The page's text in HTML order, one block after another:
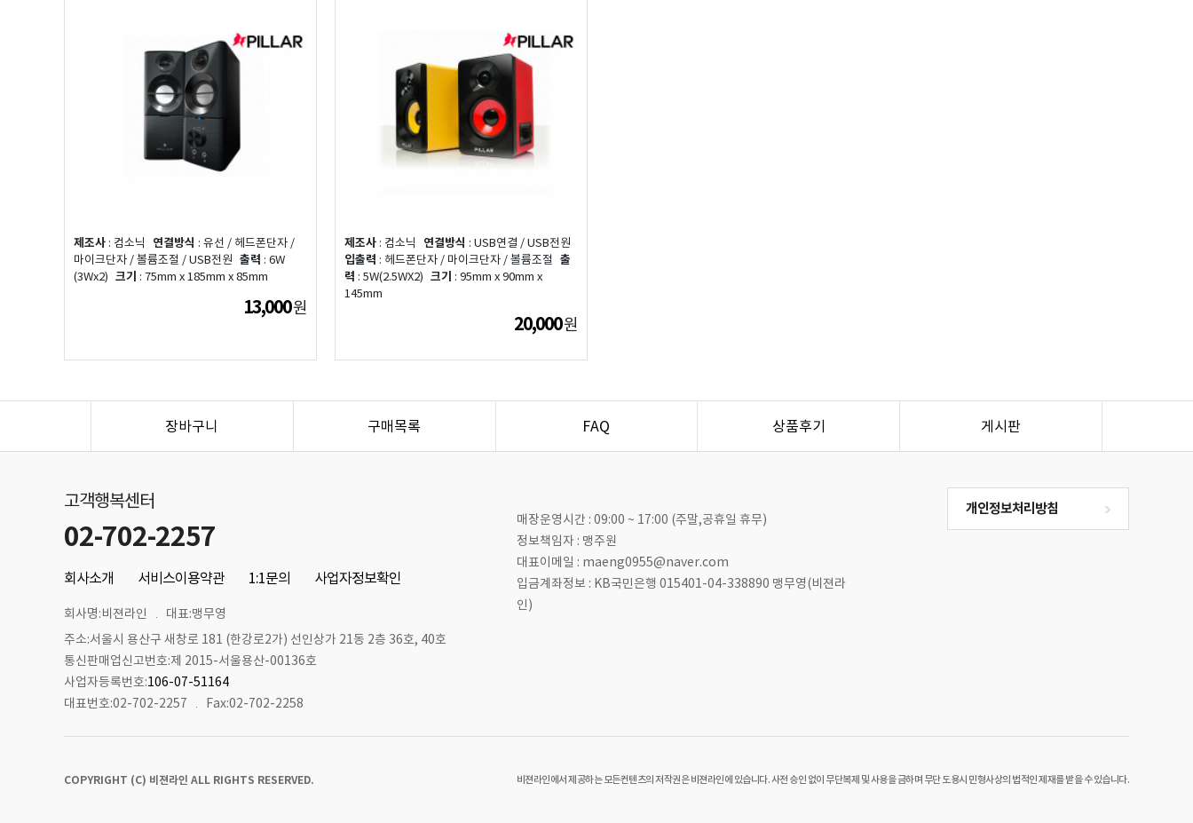
제조사 : 컴소닉 연결방식 : 유선 / 헤드폰단자 /
마이크단자 / 볼륨조절 / USB전원 출력 : 6W
(3Wx2) 크기 : 75mm x 185mm x 85mm
13,000원
제조사 : 컴소닉 연결방식 : USB연결 / USB전원
입출력 : 헤드폰단자 / 마이크단자 / 볼륨조절 출
력 : 5W(2.5WX2) 크기 : 95mm x 90mm x
145mm
20,000원
장바구니 구매목록 FAQ 상품후기 게시판
고객행복센터
02-702-2257
회사소개 서비스이용약관 1:1문의 사업자정보확인
회사명:비젼라인
대표:맹무영
주소:서울시 용산구 새창로 181 (한강로2가) 선인상가 21동 2층 36호, 40호
통신판매업신고번호:제 2015-서울용산-00136호
사업자등록번호:106-07-51164
대표번호:02-702-2257
Fax:02-702-2258
매장운영시간 : 09:00 ~ 17:00 (주말,공휴일 휴무)
정보책임자 : 맹주원
대표이메일 : maeng0955@naver.com
입금계좌정보 : KB국민은행 015401-04-338890 맹무영(비젼라
인)
개인정보처리방침
COPYRIGHT (C) 비젼라인 ALL RIGHTS RESERVED. 비젼라인에서 제공하는 모든컨텐츠의 저작권은 비젼라인에 있습니다. 사전 승인 없이 무단복제 및 사용을 금하며 무단 도용시 민형사상의 법적인 제재를 받을 수 있습니다.